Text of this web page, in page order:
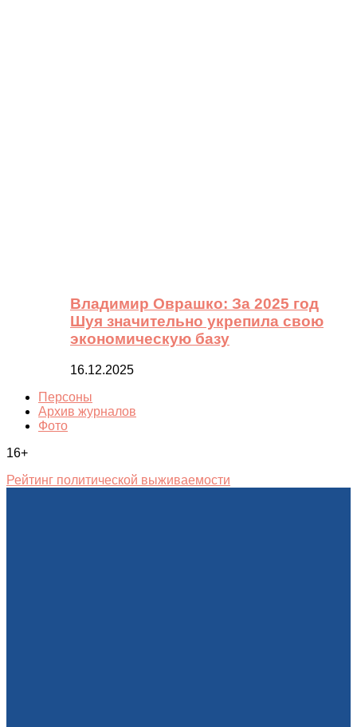
Владимир Оврашко: За 2025 год
Шуя значительно укрепила свою
экономическую базу
16.12.2025
Персоны
Архив журналов
Фото
16+
Рейтинг политической выживаемости